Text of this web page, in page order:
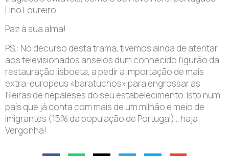
Lino Loureiro.
Paz à sua alma!
P.S.: No decurso desta trama, tivemos ainda de atentar
aos televisionados anseios dum conhecido figurão da
restauração lisboeta, a pedir a importação de mais
extra-europeus «baratuchos» para engrossar as
fileiras de nepaleses do seu estabelecimento. Isto num
país que já conta com mais de um milhão e meio de
imigrantes (15% da população de Portugal)… haja
Vergonha!